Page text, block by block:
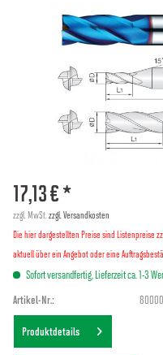
17,13 € *
zzgl. MwSt. zzgl. Versandkosten
Die hier dargestellten Preise sind Listenpreise
aktuell über ein Angebot oder eine
Sofort versandfertig, Lieferzeit ca. 1-3
Artikel-Nr.:
Produktdetails